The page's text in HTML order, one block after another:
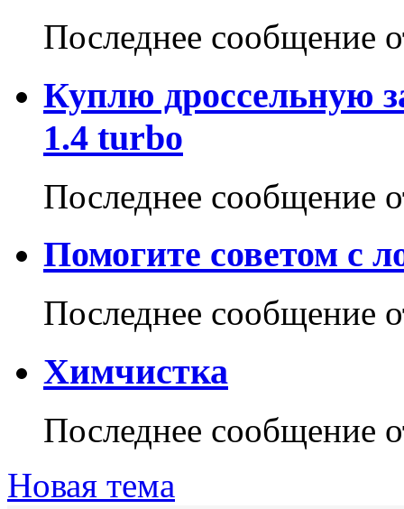
Последнее сообщение
Куплю дроссельную
1.4 turbo
Последнее сообщение
Помогите советом с
Последнее сообщение
Химчистка
Последнее сообщение
Новая тема